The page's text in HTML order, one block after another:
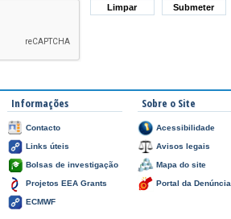
Informações
Contacto
Links úteis
Bolsas de investigação
Projetos EEA Grants
ECMWF
Sobre o Site
Acessibilidade
Avisos legais
Mapa do site
Portal da Denúncia